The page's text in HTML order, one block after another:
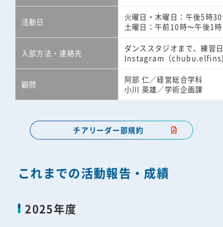
活動日
火曜日・木曜日：午後5時
土曜日：午前10時〜午後1時
入部方法・連絡先
ダンススタジオまで、練習
Instagram（chubu.elfins)
顧問
阿部 仁／経営総合学科
小川 英雄／学術企画課
チアリーダー部規約
これまでの活動報告・成績
2025年度